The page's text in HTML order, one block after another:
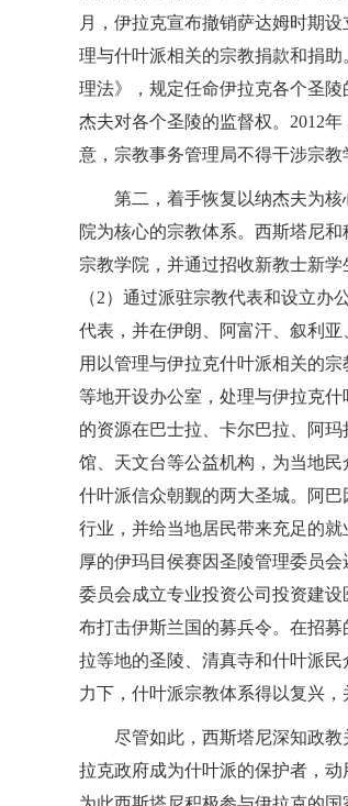
月，伊拉克宣布撤销萨达姆时期
理与什叶派相关的宗教捐款和捐
理法》，规定任命伊拉克各个圣
杰夫对各个圣陵的监督权。2012
意，宗教事务管理局不得干涉宗
第二，着手恢复以纳杰夫为
院为核心的宗教体系。西斯塔尼
宗教学院，并通过招收新教士新
（2）通过派驻宗教代表和设立
代表，并在伊朗、阿富汗、叙利
用以管理与伊拉克什叶派相关的
等地开设办公室，处理与伊拉克
的资源在巴士拉、卡尔巴拉、阿
馆、天文台等公益机构，为当地
什叶派信众朝觐的两大圣城。阿
行业，并给当地居民带来充足的
厚的伊玛目侯赛因圣陵管理委员
委员会成立专业投资公司投资建
布打击伊斯兰国的募兵令。在招
拉等地的圣陵、清真寺和什叶派
力下，什叶派宗教体系得以复兴
尽管如此，西斯塔尼深知政
拉克政府成为什叶派的保护者，